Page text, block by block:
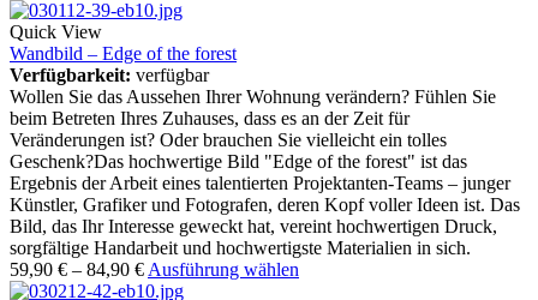
Quick View
Wandbild – Edge of the forest
Verfügbarkeit: verfügbar
Wollen Sie das Aussehen Ihrer Wohnung verändern? Fühlen Sie
beim Betreten Ihres Zuhauses, dass es an der Zeit für
Veränderungen ist? Oder brauchen Sie vielleicht ein tolles
Geschenk?Das hochwertige Bild "Edge of the forest" ist das
Ergebnis der Arbeit eines talentierten Projektanten-Teams – junger
Künstler, Grafiker und Fotografen, deren Kopf voller Ideen ist. Das
Bild, das Ihr Interesse geweckt hat, vereint hochwertigen Druck,
sorgfältige Handarbeit und hochwertigste Materialien in sich.
59,90 € – 84,90 € Ausführung wählen